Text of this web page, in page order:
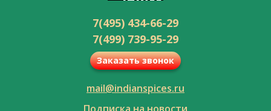
7(495) 434-66-29
7(499) 739-95-29
Заказать звонок
mail@indianspices.ru